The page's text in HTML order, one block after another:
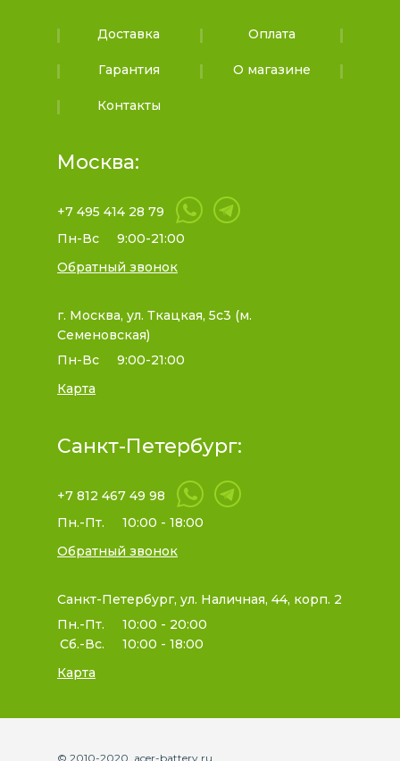
Доставка Оплата
Гарантия О магазине
Контакты
Москва:
+7 495 414 28 79
Пн-Вс
9:00-21:00
Обратный звонок
г. Москва, ул. Ткацкая, 5с3 (м.
Семеновская)
Пн-Вс
9:00-21:00
Карта
Санкт-Петербург:
+7 812 467 49 98
Пн.-Пт.
10:00 - 18:00
Обратный звонок
Санкт-Петербург, ул. Наличная, 44, корп. 2
Пн.-Пт.
10:00 - 20:00
Сб.-Вс.
10:00 - 18:00
Карта
© 2010-2020. acer-battery.ru